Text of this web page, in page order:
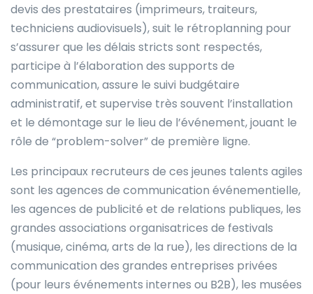
devis des prestataires (imprimeurs, traiteurs,
techniciens audiovisuels), suit le rétroplanning pour
s’assurer que les délais stricts sont respectés,
participe à l’élaboration des supports de
communication, assure le suivi budgétaire
administratif, et supervise très souvent l’installation
et le démontage sur le lieu de l’événement, jouant le
rôle de “problem-solver” de première ligne.
Les principaux recruteurs de ces jeunes talents agiles
sont les agences de communication événementielle,
les agences de publicité et de relations publiques, les
grandes associations organisatrices de festivals
(musique, cinéma, arts de la rue), les directions de la
communication des grandes entreprises privées
(pour leurs événements internes ou B2B), les musées